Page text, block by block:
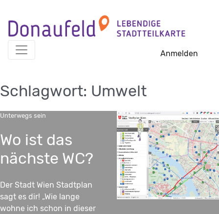
content
Anmelden
Schlagwort: Umwelt
Unterwegs sein
Wo ist das
nächste WC?
Der Stadt Wien Stadtplan
sagt es dir! „Wie lange
wohne ich schon in dieser